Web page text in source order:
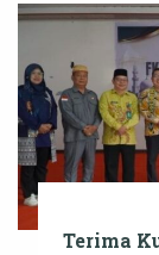
Terima